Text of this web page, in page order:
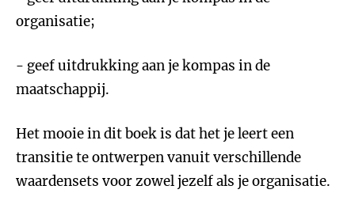
organisatie;
- geef uitdrukking aan je kompas in de
maatschappij.
Het mooie in dit boek is dat het je leert een
transitie te ontwerpen vanuit verschillende
waardensets voor zowel jezelf als je organisatie.